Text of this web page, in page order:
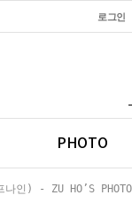
로그인
PHOTO
인) - ZU HO’S PHOTO